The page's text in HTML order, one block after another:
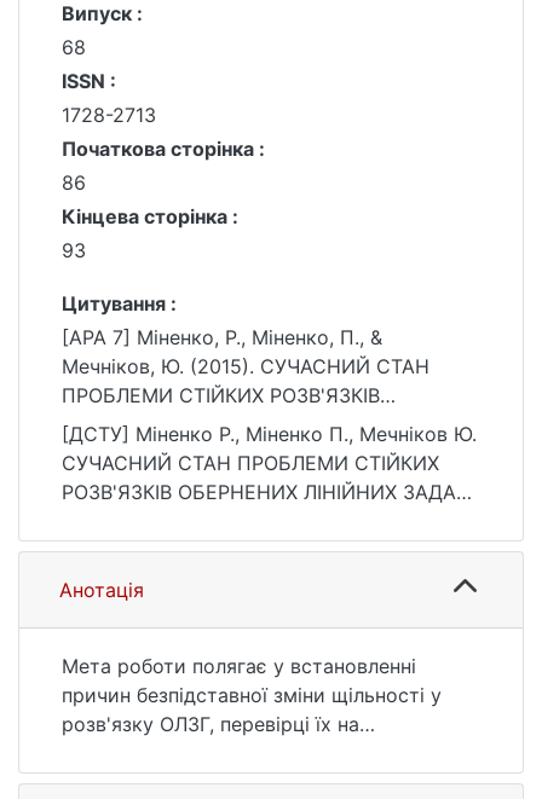
Випуск :
68
ISSN :
1728-2713
Початкова сторінка :
86
Кінцева сторінка :
93
Цитування :
[APA 7] Міненко, P., Міненко, П., &
Мечніков, Ю. (2015). СУЧАСНИЙ СТАН
ПРОБЛЕМИ СТІЙКИХ РОЗВ'ЯЗКІВ
ОБЕРНЕНИХ ЛІНІЙНИХ ЗАДАЧ ГРАВІМЕТРІЇ.
Вісник Київського національного
університету імені Тараса Шевченка.
https://doi.org/10.17721/1728-2713.68.15.86-
[ДСТУ] Міненко P., Міненко П., Мечніков Ю.
СУЧАСНИЙ СТАН ПРОБЛЕМИ СТІЙКИХ
РОЗВ'ЯЗКІВ ОБЕРНЕНИХ ЛІНІЙНИХ ЗАДАЧ
національного університету імені Тараса
Шевченка. Геологія. 2015. Т. 1, № 68. С. 86
—93. DOI: 10.17721/1728-2713.68.15.86-93
Анотація
Мета роботи полягає у встановленні
причин безпідставної зміни щільності у
розв'язку ОЛЗГ, перевірці їх на
методу розв'язку оберненої лінійної задачі